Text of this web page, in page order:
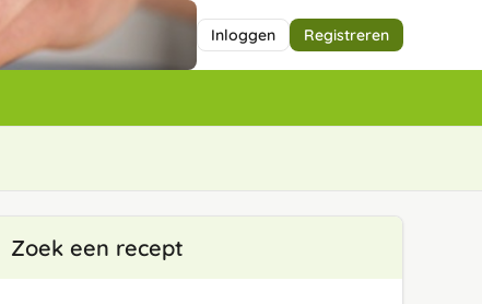
Inloggen Registreren
Zoek een recept